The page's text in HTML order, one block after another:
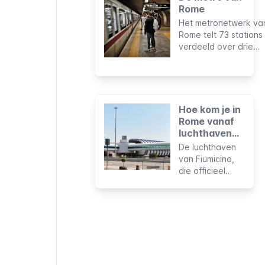
Rome
Het metronetwerk
Rome telt 73 stations
verdeeld over drie
maar is zeer nuttig om
populaire
bezienswaardigheden
Hoe kom je in
Rome vanaf
luchthaven
Fiumicino?
De luchthaven
van Fiumicino,
die officieel